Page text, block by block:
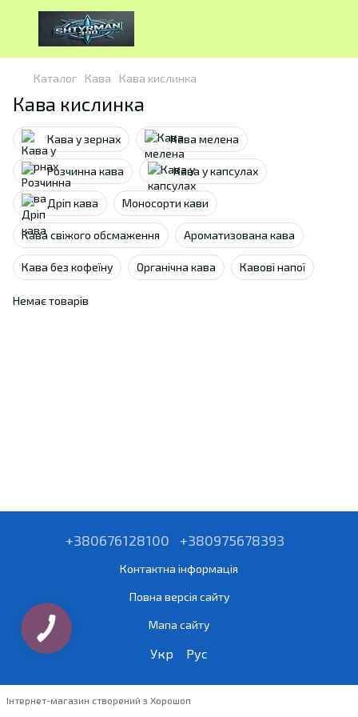
Каталог Кава Кава кислинка
Кава кислинка
Кава у зернах Кава мелена
Розчинна кава Кава у капсулах
Дріп кава Моносорти кави
Кава свіжого обсмаження Ароматизована кава
Кава без кофеїну Органічна кава Кавові напої
Немає товарів
+380676128100 +380975678393
Контактна інформація
Повна версія сайту
Мапа сайту
Укр Рус
Інтернет-магазин створений з Хорошоп